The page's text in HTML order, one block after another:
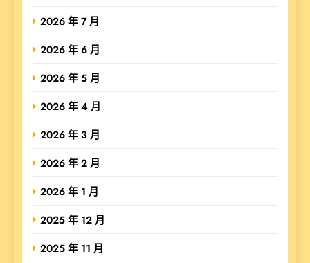
2026 年 7 月
2026 年 6 月
2026 年 5 月
2026 年 4 月
2026 年 3 月
2026 年 2 月
2026 年 1 月
2025 年 12 月
2025 年 11 月